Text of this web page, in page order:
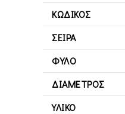
ΚΩΔΙΚΌΣ
ΣΕΙΡΆ
ΦΎΛΟ
ΔΙΆΜΕΤΡΟΣ
ΥΛΙΚΌ